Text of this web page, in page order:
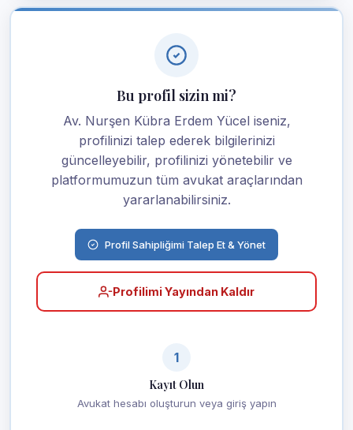
Bu profil sizin mi?
Av. Nurşen Kübra Erdem Yücel iseniz,
profilinizi talep ederek bilgilerinizi
güncelleyebilir, profilinizi yönetebilir ve
platformumuzun tüm avukat araçlarından
yararlanabilirsiniz.
Profil Sahipliğimi Talep Et & Yönet
Profilimi Yayından Kaldır
1
Kayıt Olun
Avukat hesabı oluşturun veya giriş yapın